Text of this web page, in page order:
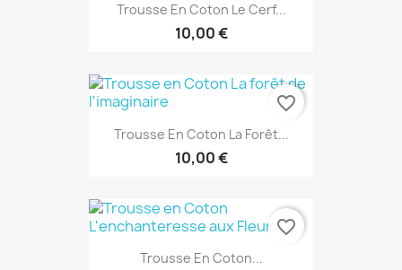
Trousse En Coton Le Cerf...
10,00 €
Trousse En Coton La Forêt...
10,00 €
favorite_border
Trousse En Coton...
favorite_border